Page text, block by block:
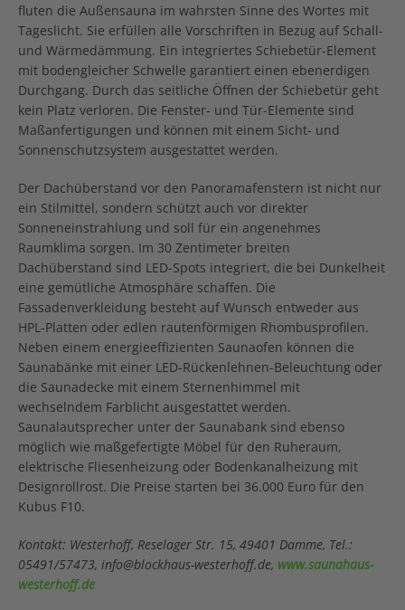
fluten die Außensauna im wahrsten Sinne des Wortes mit
Tageslicht. Sie erfüllen alle Vorschriften in Bezug auf Schall-
und Wärmedämmung. Ein integriertes Schiebetür-Element
mit bodengleicher Schwelle garantiert einen ebenerdigen
Durchgang. Durch das seitliche Öffnen der Schiebetür geht
kein Platz verloren. Die Fenster- und Tür-Elemente sind
Maßanfertigungen und können mit einem Sicht- und
Sonnenschutzsystem ausgestattet werden.
Der Dachüberstand vor den Panoramafenstern ist nicht nur
ein Stilmittel, sondern schützt auch vor direkter
Sonneneinstrahlung und soll für ein angenehmes
Raumklima sorgen. Im 30 Zentimeter breiten
Dachüberstand sind LED-Spots integriert, die bei Dunkelheit
eine gemütliche Atmosphäre schaffen. Die
Fassadenverkleidung besteht auf Wunsch entweder aus
HPL-Platten oder edlen rautenförmigen Rhombusprofilen.
Neben einem energieeffizienten Saunaofen können die
Saunabänke mit einer LED-Rückenlehnen-Beleuchtung oder
die Saunadecke mit einem Sternenhimmel mit
wechselndem Farblicht ausgestattet werden.
Saunalautsprecher unter der Saunabank sind ebenso
möglich wie maßgefertigte Möbel für den Ruheraum,
elektrische Fliesenheizung oder Bodenkanalheizung mit
Designrollrost. Die Preise starten bei 36.000 Euro für den
Kubus F10.
Kontakt: Westerhoff, Reselager Str. 15, 49401 Damme, Tel.:
05491/57473, info@blockhaus-westerhoff.de, www.saunahaus-
westerhoff.de